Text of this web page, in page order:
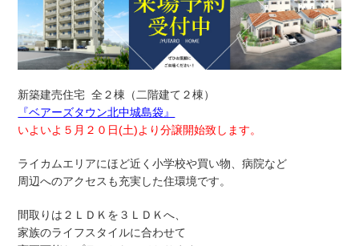
新築建売住宅 全２棟（二階建て２棟）
『ベアーズタウン北中城島袋』
いよいよ５月２０日(土)より分譲開始致します。
ライカムエリアにほど近く小学校や買い物、病院など
周辺へのアクセスも充実した住環境です。
間取りは２ＬＤＫを３ＬＤＫへ、
家族のライフスタイルに合わせて